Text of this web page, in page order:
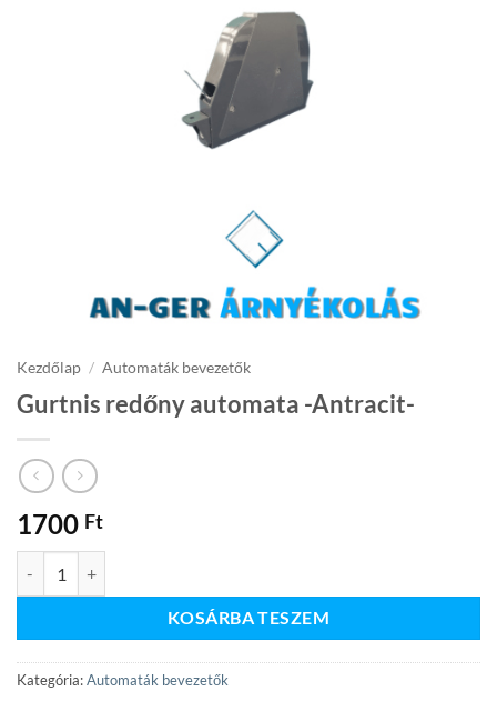
Kezdőlap / Automaták bevezetők
Gurtnis redőny automata -Antracit-
1700 Ft
KOSÁRBA TESZEM
Kategória:Automaták bevezetők